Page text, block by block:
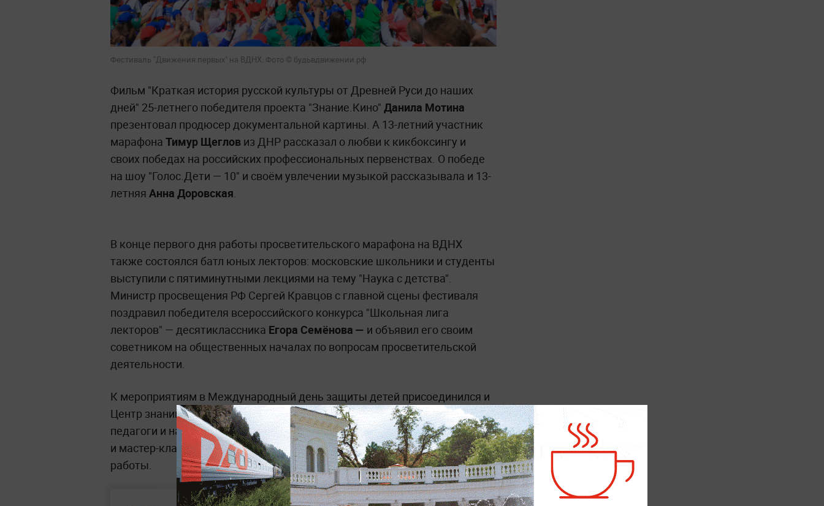
Фестиваль "Движения первых" на ВДНХ. Фото © будьвдвижении.рф
Фильм "Краткая история русской культуры от Древней Руси до наших
дней" 25-летнего победителя проекта "Знание.Кино" Данила Мотина
презентовал продюсер документальной картины. А 13-летний участник
марафона Тимур Щеглов из ДНР рассказал о любви к кикбоксингу и
своих победах на российских профессиональных первенствах. О победе
на шоу "Голос.Дети — 10" и своём увлечении музыкой рассказывала и 13-
летняя Анна Доровская.
В конце первого дня работы просветительского марафона на ВДНХ
также состоялся батл юных лекторов: московские школьники и студенты
выступили с пятиминутными лекциями на тему "Наука с детства".
Министр просвещения РФ Сергей Кравцов с главной сцены фестиваля
поздравил победителя всероссийского конкурса "Школьная лига
лекторов" — десятиклассника Егора Семёнова — и объявил его своим
советником на общественных началах по вопросам просветительской
деятельности.
К мероприятиям в Международный день защиты детей присоединился и
Центр знаний "Машук". В ходе детского фестиваля РДДМ лучшие
педагоги и наставники страны вместе с детьми приняли участие в квизах
и мастер-классах на тему наставничества, просвещения и командной
работы.